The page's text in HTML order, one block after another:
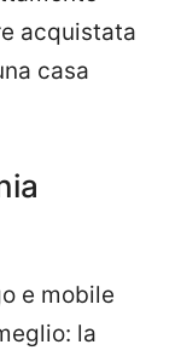
acquistata
casa
e mobile
la